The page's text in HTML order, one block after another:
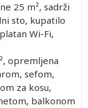
25 m², sadrži
sto, kupatilo
Wi-Fi,
opremljena
sefom,
za kosu,
balkonom